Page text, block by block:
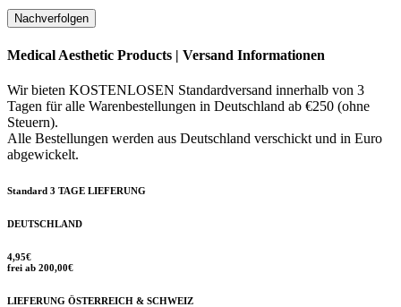
Nachverfolgen
Medical Aesthetic Products | Versand Informationen
Wir bieten KOSTENLOSEN Standardversand innerhalb von 3
Tagen für alle Warenbestellungen in Deutschland ab €250 (ohne
Steuern).
Alle Bestellungen werden aus Deutschland verschickt und in Euro
abgewickelt.
Standard 3 TAGE LIEFERUNG
DEUTSCHLAND
4,95€
frei ab 200,00€
LIEFERUNG ÖSTERREICH & SCHWEIZ